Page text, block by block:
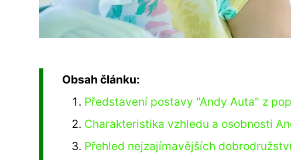
Obsah článku:
Představení postavy "Andy Auta" z
Charakteristika vzhledu a osobnosti
Přehled nejzajímavějších